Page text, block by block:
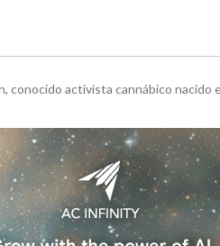
conocido activista cannábico nacido